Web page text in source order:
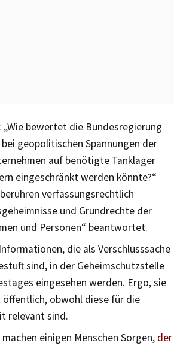
„Wie bewertet die Bundesregierung
geopolitischen Spannungen der
auf benötigte Tanklager
eingeschränkt werden könnte?“
verfassungsrechtlich
und Grundrechte der
und Personen“ beantwortet.
die als Verschlusssache
sind, in der Geheimschutzstelle
eingesehen werden. Ergo, sie
obwohl diese für die
relevant sind.
einigen Menschen Sorgen, der